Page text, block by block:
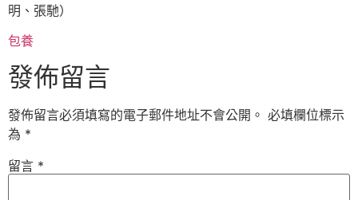
明、張馳）
包養
發佈留言
發佈留言必須填寫的電子郵件地址不會公開。 必填欄位標示
為 *
留言 *